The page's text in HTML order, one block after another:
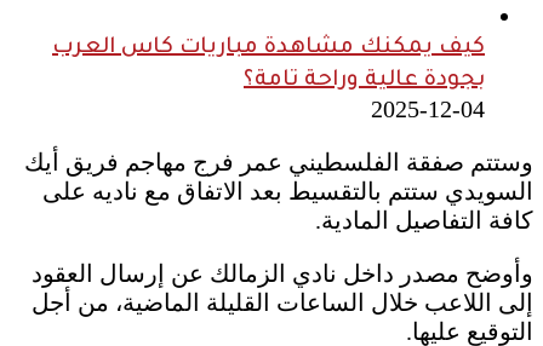
كيف يمكنك مشاهدة مباريات كاس العرب
بجودة عالية وراحة تامة؟
2025-12-04
وستتم صفقة الفلسطيني عمر فرج مهاجم فريق أيك
السويدي ستتم بالتقسيط بعد الاتفاق مع ناديه على
كافة التفاصيل المادية.
وأوضح مصدر داخل نادي الزمالك عن إرسال العقود
إلى اللاعب خلال الساعات القليلة الماضية، من أجل
التوقيع عليها.